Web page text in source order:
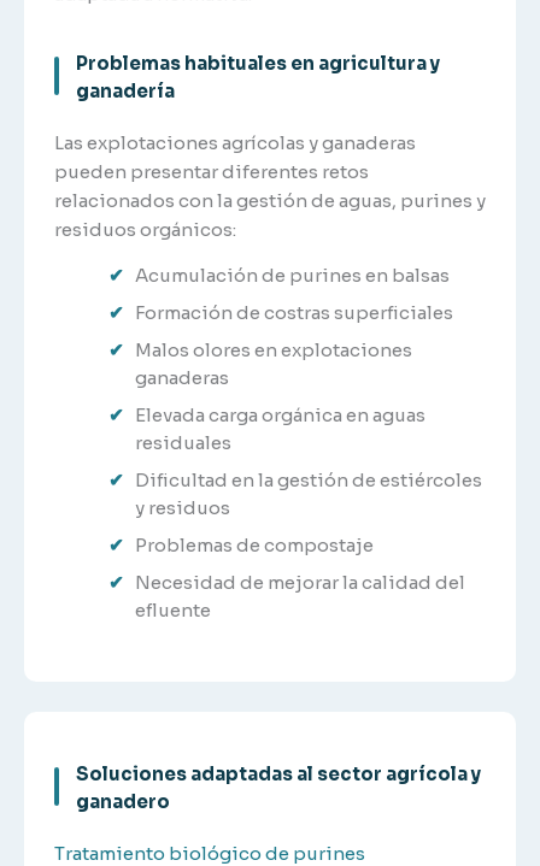
Problemas habituales en agricultura y
ganadería
Las explotaciones agrícolas y ganaderas
pueden presentar diferentes retos
relacionados con la gestión de aguas, purines y
residuos orgánicos:
Acumulación de purines en balsas
Formación de costras superficiales
Malos olores en explotaciones
ganaderas
Elevada carga orgánica en aguas
residuales
Dificultad en la gestión de estiércoles
y residuos
Problemas de compostaje
Necesidad de mejorar la calidad del
efluente
Soluciones adaptadas al sector agrícola y
ganadero
Tratamiento biológico de purines